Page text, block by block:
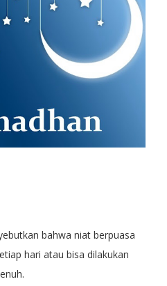
bahwa niat berpuasa
hari atau bisa dilakukan